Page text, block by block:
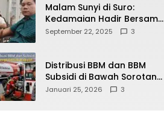
Malam Sunyi di Suro:
Kedamaian Hadir Bersama
Secangkir Kopi Hangat
September 22, 2025 3
Distribusi BBM dan BBM
Subsidi di Bawah Sorotan
Publik: Antara Kepentingan
Januari 25, 2026 3